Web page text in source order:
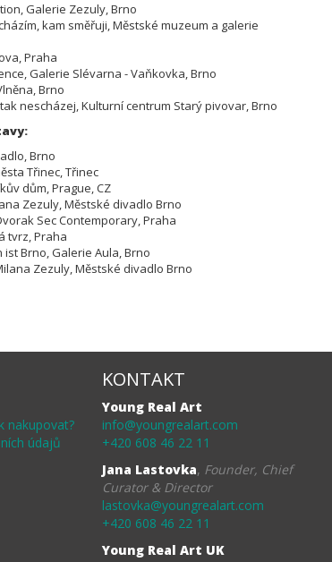
Galerie Zezuly, Brno
kam směřuji, Městské muzeum a galerie
Praha
Galerie Slévarna - Vaňkovka, Brno
Brno
nescházej, Kulturní centrum Starý pivovar, Brno
Brno
Třinec, Třinec
dům, Prague, CZ
Zezuly, Městské divadlo Brno
Sec Contemporary, Praha
tvrz, Praha
Brno, Galerie Aula, Brno
Zezuly,Městské divadlo Brno
nakupovat?
údajů
KONTAKT
Young Real Art
info@youngrealart.com
+420 608 46 22 11
Jana Lastovka, Founder, Chief
Curator & Director
lastovka@youngrealart.com
+420 608 46 22 11
Young Real Art UK